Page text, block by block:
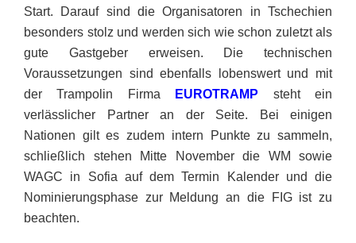
Start. Darauf sind die Organisatoren in Tschechien
besonders stolz und werden sich wie schon zuletzt als
gute Gastgeber erweisen. Die technischen
Voraussetzungen sind ebenfalls lobenswert und mit
der Trampolin Firma
EUROTRAMP
steht ein
verlässlicher Partner an der Seite. Bei einigen
Nationen gilt es zudem intern Punkte zu sammeln,
schließlich stehen Mitte November die WM sowie
WAGC in Sofia auf dem Termin Kalender und die
Nominierungsphase zur Meldung an die FIG ist zu
beachten.